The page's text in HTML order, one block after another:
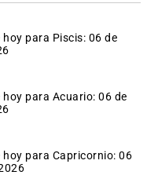
para Piscis: 06 de
hoy para Acuario: 06 de
hoy para Capricornio: 06